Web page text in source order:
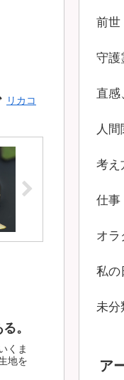
リカコ
。
くま
地を
前世
守護
直感
人
考え
仕事
オラ
私の
未分
ア